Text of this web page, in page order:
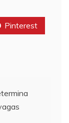
Pinterest